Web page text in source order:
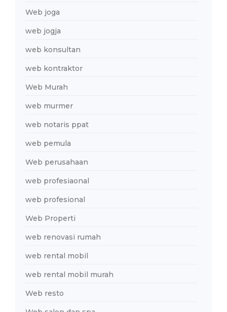
Web joga
web jogja
web konsultan
web kontraktor
Web Murah
web murmer
web notaris ppat
web pemula
Web perusahaan
web profesiaonal
web profesional
Web Properti
web renovasi rumah
web rental mobil
web rental mobil murah
Web resto